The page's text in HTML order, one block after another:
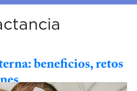
beneficios, retos